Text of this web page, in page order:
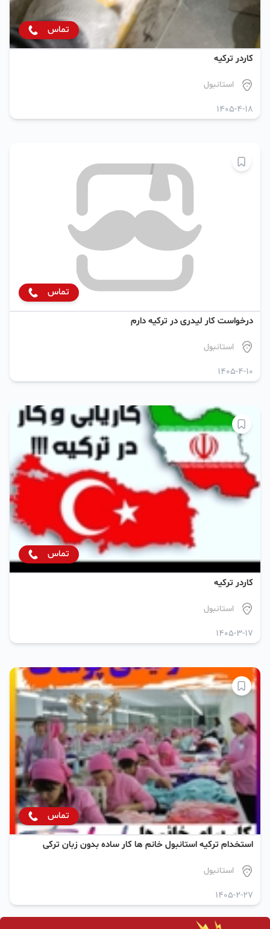
تماس
کاردر ترکیه
استانبول
1405-4-18
تماس
درخواست کار لیدری در ترکیه دارم
استانبول
1405-4-10
تماس
کاردر ترکیه
استانبول
1405-3-17
تماس
استخدام ترکیه استانبول خانم ها کار ساده بدون زبان ترکی
استانبول
1405-2-27